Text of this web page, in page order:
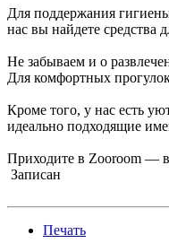
Для поддержания
нас вы найдете средства
Не забываем и о
Для комфортных
Кроме того, у нас есть
идеально подходящие
Приходите в Zooroom —
Записан
Печать